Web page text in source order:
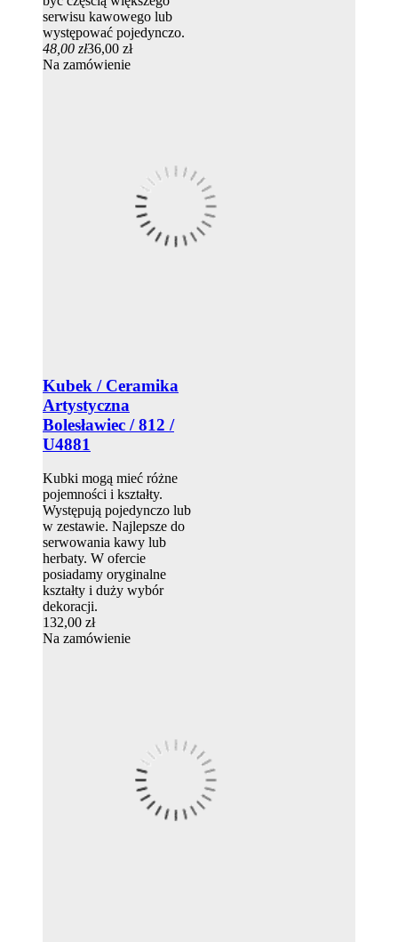
serwisu kawowego lub
występować pojedynczo.
48,00 zł36,00 zł
Na zamówienie
Kubek / Ceramika
Artystyczna
Bolesławiec / 812 /
U4881
Kubki mogą mieć różne
pojemności i kształty.
Występują pojedynczo lub
w zestawie. Najlepsze do
serwowania kawy lub
herbaty. W ofercie
posiadamy oryginalne
kształty i duży wybór
dekoracji.
132,00 zł
Na zamówienie